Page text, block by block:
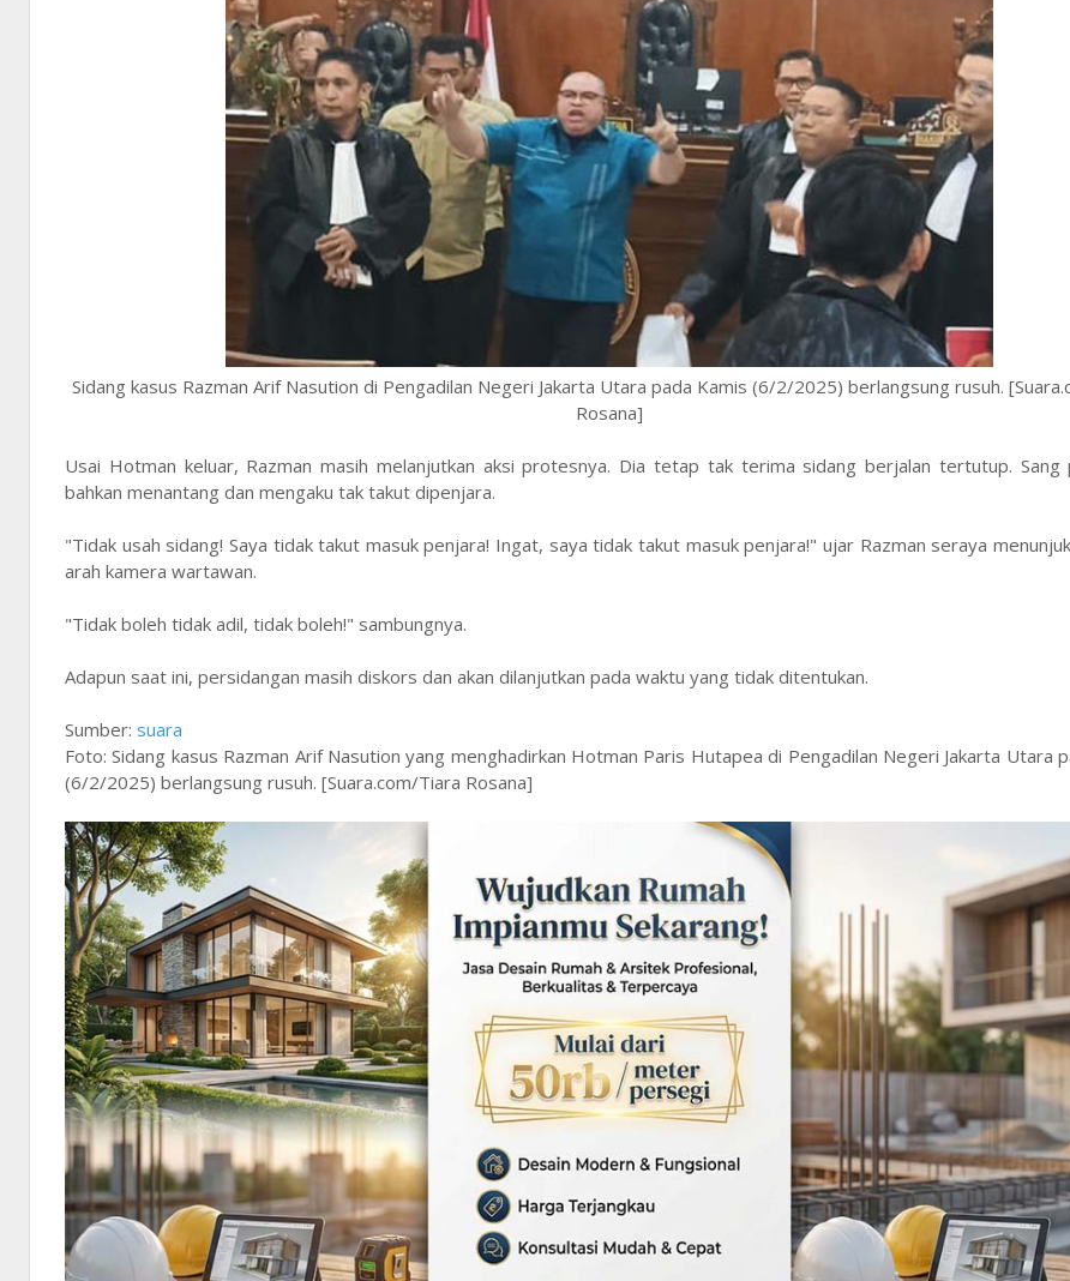
Sidang kasus Razman Arif Nasution di Pengadilan Negeri Jakarta Utara pada Kamis (6/2/2025) berlangsung rusuh.
Rosana]
Usai Hotman keluar, Razman masih melanjutkan aksi protesnya. Dia tetap tak terima sidang berjalan tertutup. Sang
bahkan menantang dan mengaku tak takut dipenjara.
"Tidak usah sidang! Saya tidak takut masuk penjara! Ingat, saya tidak takut masuk penjara!" ujar Razman seraya
arah kamera wartawan.
"Tidak boleh tidak adil, tidak boleh!" sambungnya.
Adapun saat ini, persidangan masih diskors dan akan dilanjutkan pada waktu yang tidak ditentukan.
Sumber: suara
Foto: Sidang kasus Razman Arif Nasution yang menghadirkan Hotman Paris Hutapea di Pengadilan Negeri Jakarta Utara
(6/2/2025) berlangsung rusuh. [Suara.com/Tiara Rosana]